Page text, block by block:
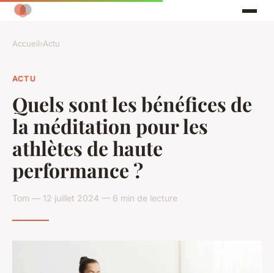
Accueil›Actu
ACTU
Quels sont les bénéfices de
la méditation pour les
athlètes de haute
performance ?
Tom — 12 juillet 2024 — 6 min de lecture